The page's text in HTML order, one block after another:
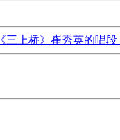
《三上桥》崔秀英的唱